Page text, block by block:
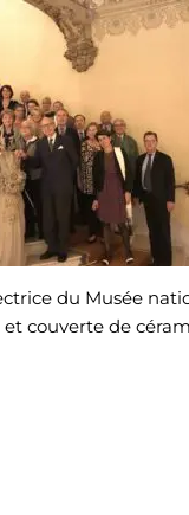
du Musée
et couverte de